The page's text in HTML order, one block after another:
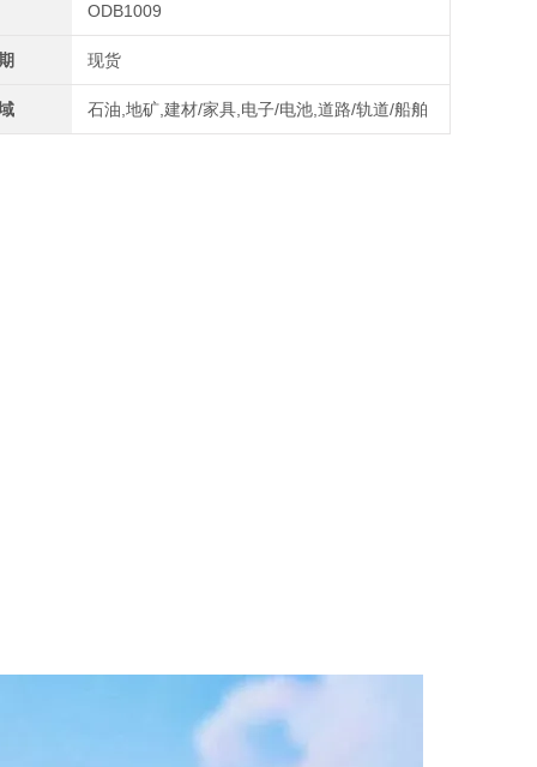
ODB1009
现货
石油,地矿,建材/家具,电子/电池,道路/轨道/船舶